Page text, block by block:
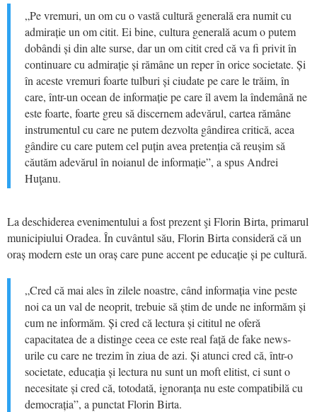
„Pe vremuri, un om cu o vastă cultură generală era numit cu
admirație un om citit. Ei bine, cultura generală acum o putem
dobândi și din alte surse, dar un om citit cred că va fi privit în
continuare cu admirație și rămâne un reper în orice societate. Și
în aceste vremuri foarte tulburi și ciudate pe care le trăim, în
care, într-un ocean de informație pe care îl avem la îndemână ne
este foarte, foarte greu să discernem adevărul, cartea rămâne
instrumentul cu care ne putem dezvolta gândirea critică, acea
gândire cu care putem cel puțin avea pretenția că reușim să
căutăm adevărul în noianul de informație”, a spus Andrei
Huţanu.
La deschiderea evenimentului a fost prezent şi Florin Birta, primarul
municipiului Oradea. În cuvântul său, Florin Birta consideră că un
oraș modern este un oraș care pune accent pe educație și pe cultură.
„Cred că mai ales în zilele noastre, când informația vine peste
noi ca un val de neoprit, trebuie să știm de unde ne informăm și
cum ne informăm. Și cred că lectura și cititul ne oferă
capacitatea de a distinge ceea ce este real față de fake news-
urile cu care ne trezim în ziua de azi. Și atunci cred că, într-o
societate, educația și lectura nu sunt un moft elitist, ci sunt o
necesitate și cred că, totodată, ignoranța nu este compatibilă cu
democrația”, a punctat Florin Birta.